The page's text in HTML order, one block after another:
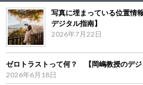
写真に埋まっている位置情
デジタル指南】
2026年7月22日
ゼロトラストって何？ 【岡嶋教授のデジ
2026年6月18日